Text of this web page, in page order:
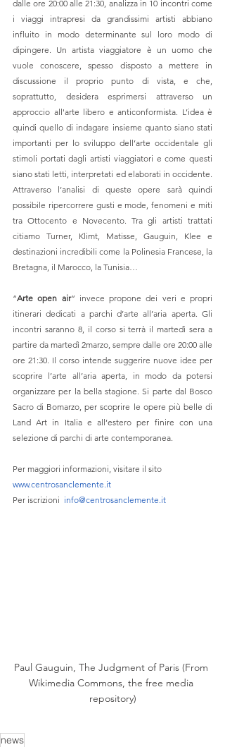
dalle ore 20:00 alle 21:30, analizza in 10 incontri come
i viaggi intrapresi da grandissimi artisti abbiano
influito in modo determinante sul loro modo di
dipingere. Un artista viaggiatore è un uomo che
vuole conoscere, spesso disposto a mettere in
discussione il proprio punto di vista, e che,
soprattutto, desidera esprimersi attraverso un
approccio all'arte libero e anticonformista. L’idea è
quindi quello di indagare insieme quanto siano stati
importanti per lo sviluppo dell’arte occidentale gli
stimoli portati dagli artisti viaggiatori e come questi
siano stati letti, interpretati ed elaborati in occidente.
Attraverso l’analisi di queste opere sarà quindi
possibile ripercorrere gusti e mode, fenomeni e miti
tra Ottocento e Novecento. Tra gli artisti trattati
citiamo Turner, Klimt, Matisse, Gauguin, Klee e
destinazioni incredibili come la Polinesia Francese, la
Bretagna, il Marocco, la Tunisia…
“Arte open air” invece propone dei veri e propri
itinerari dedicati a parchi d’arte all’aria aperta. Gli
incontri saranno 8, il corso si terrà il martedì sera a
partire da martedì 2marzo, sempre dalle ore 20:00 alle
ore 21:30. Il corso intende suggerire nuove idee per
scoprire l’arte all’aria aperta, in modo da potersi
organizzare per la bella stagione. Si parte dal Bosco
Sacro di Bomarzo, per scoprire le opere più belle di
Land Art in Italia e all’estero per finire con una
selezione di parchi di arte contemporanea.
Per maggiori informazioni, visitare il sito
www.centrosanclemente.it
Per iscrizioni info@centrosanclemente.it
Paul Gauguin, The Judgment of Paris (From
Wikimedia Commons, the free media
repository)
news